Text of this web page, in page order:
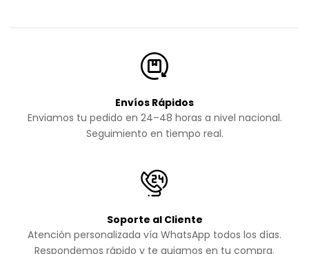
Envíos Rápidos
Enviamos tu pedido en 24–48 horas a nivel nacional.
Seguimiento en tiempo real.
Soporte al Cliente
Atención personalizada vía WhatsApp todos los días.
Respondemos rápido y te guiamos en tu compra.